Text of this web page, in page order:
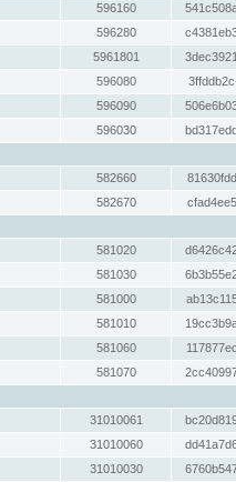
596160
596280
5961801
596080
596090
596030
582660
582670
581020
581030
581000
581010
581060
581070
31010061
31010060
31010030